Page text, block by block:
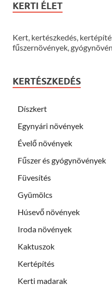
KERTI ÉLET
Kert, kertészkedés,
fűszernövények,
KERTÉSZKEDÉS
Díszkert
Egynyári növények
Évelő növények
Fűszer és gyógynövények
Füvesítés
Gyümölcs
Húsevő növények
Iroda növények
Kaktuszok
Kertépítés
Kerti madarak